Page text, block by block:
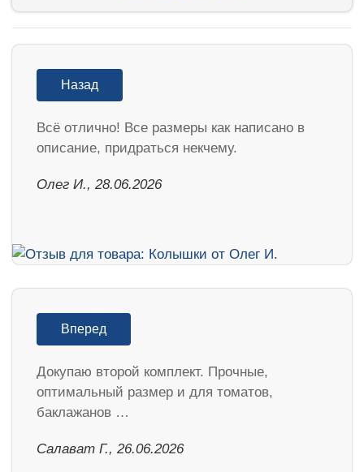
Назад
Всё отлично! Все размеры как написано в
описание, придраться некчему.
Олег И., 28.06.2026
Вперед
Докупаю второй комплект. Прочные,
оптимальный размер и для томатов,
баклажанов …
Салават Г., 26.06.2026